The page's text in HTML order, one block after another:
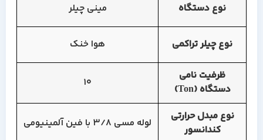
نوع دستگاه مینی چیلر
نوع چیلر تراکمی هوا خنک
ظرفیت نامی
دستگاه (Ton)
نوع مبدل حرارتی
کندانسور
لوله مسی 3/8 با فین آلمینیومی